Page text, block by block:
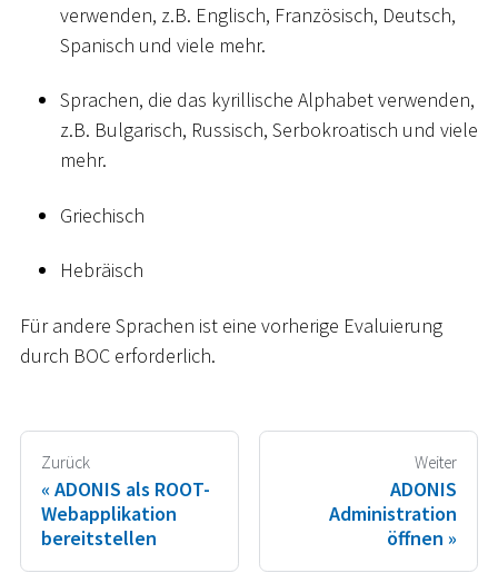
verwenden, z.B. Englisch, Französisch, Deutsch,
Spanisch und viele mehr.
Sprachen, die das kyrillische Alphabet verwenden,
z.B. Bulgarisch, Russisch, Serbokroatisch und viele
mehr.
Griechisch
Hebräisch
Für andere Sprachen ist eine vorherige Evaluierung
durch BOC erforderlich.
Zurück
ADONIS als ROOT-
Webapplikation
bereitstellen
Weiter
ADONIS
Administration
öffnen